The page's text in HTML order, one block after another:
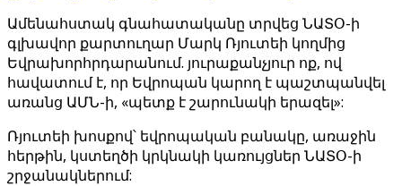
Ամենահստակ գնահատականը տրվեց ՆԱՏՕ-ի
գլխավոր քարտուղար Մարկ Ռյուտեի կողմից
Եվրախորհրդարանում. յուրաքանչյուր ոք, ով
հավատում է, որ Եվրոպան կարող է պաշտպանվել
առանց ԱՄՆ-ի, «պետք է շարունակի երազել»:
Ռյուտեի խոսքով՝ եվրոպական բանակը, առաջին
հերթին, կստեղծի կրկնակի կառույցներ ՆԱՏՕ-ի
շրջանակներում: